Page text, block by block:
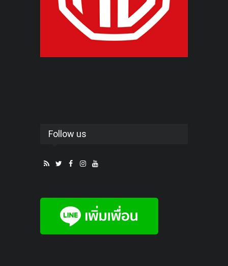
Follow us